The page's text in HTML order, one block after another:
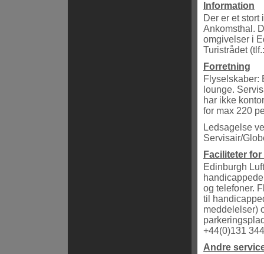
Information
Der er et
Ankomsthal.
omgivelser i
Turistrådet
Forretning
Flyselskaber:
lounge.
har ikke
for max 220
Ledsagelse
Servisair/
Faciliteter
Edinburgh
og telefoner.
til
meddelelser)
+44(0)131
Andre